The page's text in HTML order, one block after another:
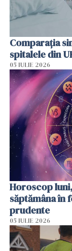
Comparația
spitalele din
05 IULIE 2026
Horoscop
săptămâna în
prudente
05 IULIE 2026